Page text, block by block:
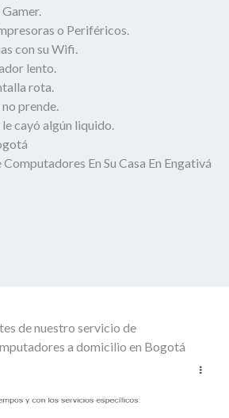
o Periféricos.
con su Wifi.
lento.
rota.
prende.
cayó algún liquido.
En Su Casa En Engativá
de nuestro servicio de
a domicilio en Bogotá